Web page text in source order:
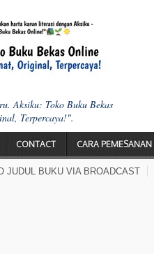
Aksiku: Toko Buku Bekas
Terpercaya!".
CONTACT CARA PEMESANAN
JUDUL BUKU VIA BROADCAST